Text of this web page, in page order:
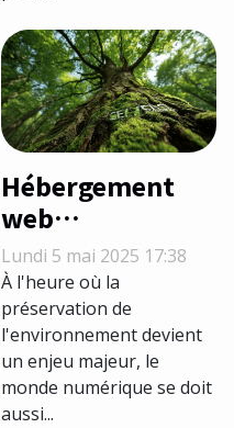
Hébergement
web
écoresponsable
pourquoi et
comment choisir
un fournisseur
vert
Lundi 5 mai 2025 17:38
À l'heure où la
préservation de
l'environnement devient
un enjeu majeur, le
monde numérique se doit
aussi...